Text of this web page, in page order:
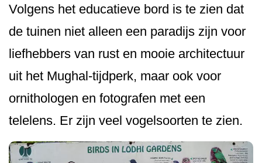
Volgens het educatieve bord is te zien dat
de tuinen niet alleen een paradijs zijn voor
liefhebbers van rust en mooie architectuur
uit het Mughal-tijdperk, maar ook voor
ornithologen en fotografen met een
telelens. Er zijn veel vogelsoorten te zien.